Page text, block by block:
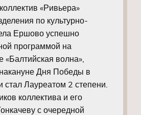
«Ривьера»
по культурно-
Ершово успешно
программой на
«Балтийская волна»,
Дня Победы в
стал Лауреатом 2 степени.
коллектива и его
с очередной